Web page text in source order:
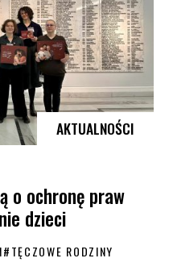
AKTUALNOŚCI
o ochronę praw
dzieci
#TĘCZOWE RODZINY